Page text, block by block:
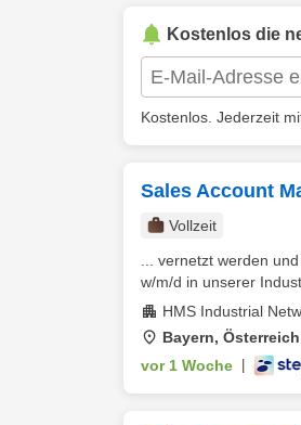
Kostenlos die
Kostenlos. Jederzeit
Sales Account
Vollzeit
... vernetzt werden
w/m/d in unserer
HMS Industrial
Bayern, Österreich
vor 1 Woche